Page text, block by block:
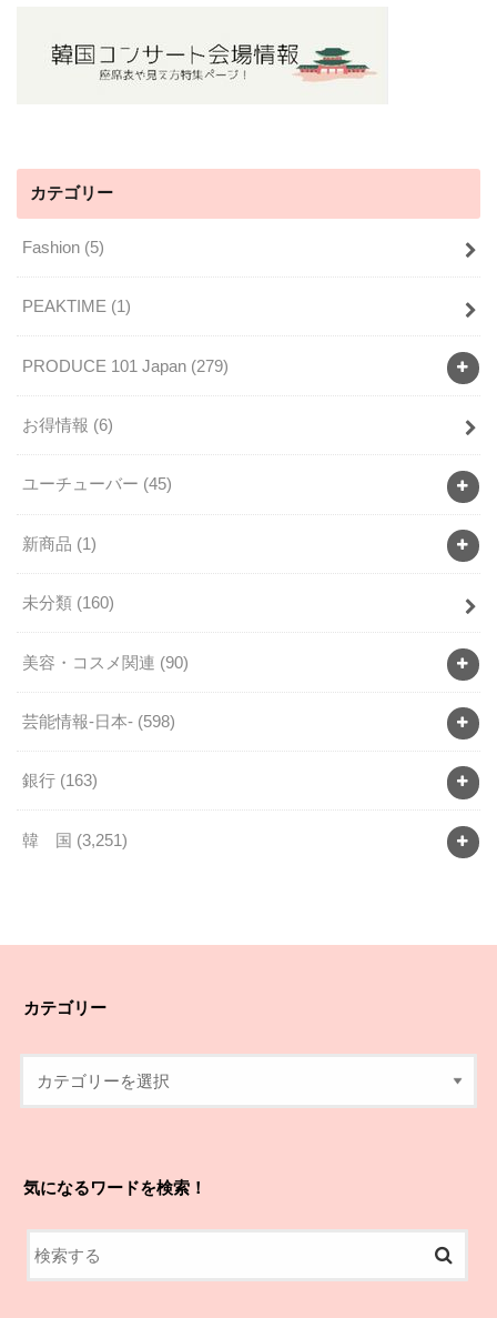
カテゴリー
Fashion (5)
PEAKTIME (1)
PRODUCE 101 Japan (279)
お得情報 (6)
ユーチューバー (45)
新商品 (1)
未分類 (160)
美容・コスメ関連 (90)
芸能情報-日本- (598)
銀行 (163)
韓 国 (3,251)
カテゴリー
気になるワードを検索！